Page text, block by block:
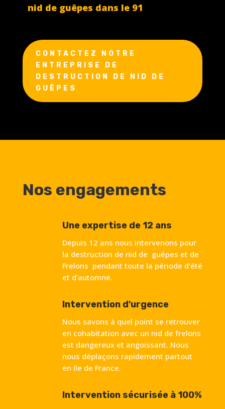
nid de guêpes dans le 91
CONTACTEZ NOTRE
ENTREPRISE DE
DESTRUCTION DE NID DE
GUÊPES
Nos engagements
Une expertise de 12 ans
Depuis 12 ans nous intervenons pour
la destruction de nid de guêpes et de
Frelons pendant toute la période d’été
et d’automne.
Intervention d'urgence
Nous savons à quel point se retrouver
en cohabitation avec un nid de frelons
est dangereux et angoissant. Nous
nous déplaçons rapidement partout
en Ile de France.
Intervention sécurisée à 100%